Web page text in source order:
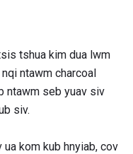
tshua kim dua lwm
ntawm charcoal
ntawm seb yuav siv
siv.
kom kub hnyiab, cov